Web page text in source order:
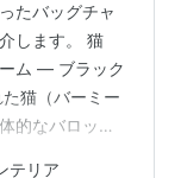
たバッグチャ
します。 猫
ム ― ブラック
猫（バーミー
的なバロック
テリア